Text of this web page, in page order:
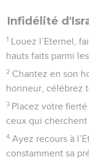
Infidélité
1 Louez l’Eternel,
hauts faits parmi
2 Chantez en son
honneur, célébrez
3 Placez votre
ceux qui cherchent
4 Ayez recours à
constamment sa